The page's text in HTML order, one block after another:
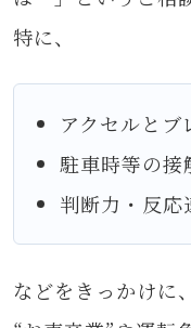
特に、
アクセルとブ
駐車時等の接
判断力・反
などをきっかけに、